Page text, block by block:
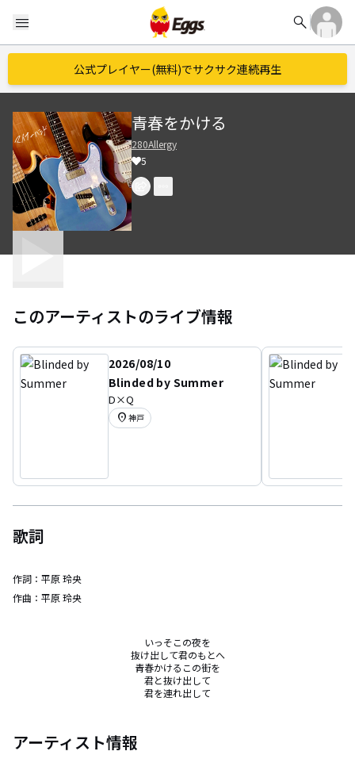
menu search
公式プレイヤー(無料)でサクサク連続再生
青春をかける
280Allergy
5
このアーティストのライブ情報
2026/08/10
Blinded by Summer
D×Q
location_on 神戸
歌詞
作詞： 平原 玲央
作曲： 平原 玲央
いっそこの夜を
抜け出して君のもとへ
青春かけるこの街を
君と抜け出して
君を連れ出して
アーティスト情報